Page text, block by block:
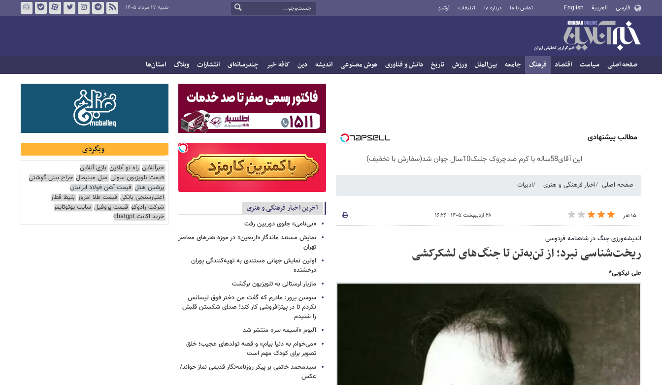
فارسی العربية English تماس با ما درباره ما تبلیغات آرشیو شنبه ۱۷ مرداد ۱۴۰۵
صفحه اصلی سیاست اقتصاد فرهنگ جامعه بین‌الملل ورزش تاریخ دانش و فناوری هوش مصنوعی اندیشه دین کافه خبر چندرسانه‌ای انتشارات وبلاگ استان‌ها
مطالب پیشنهادی
این آقای58ساله با کرم ضدچروک جلبک10سال جوان شد(سفارش با تخفیف)
صفحه اصلی اخبار فرهنگی و هنری ادبیات
۱۵ نفر ۲۸ اردیبهشت ۱۴۰۵ - ۱۶:۲۶
اندیشه‌ورزیِ جنگ در شاهنامه فردوسی
ریخت‌شناسی نبرد؛ از تن‌به‌تن تا جنگ‌های لشکرکشی
علی نیکویی*
آخرین اخبار فرهنگی و هنری
«بی‌نامی» جلوی دوربین رفت
نمایش مستند ماندگار «اربعین» در موزه هنرهای معاصر
تهران
اولین نمایش جهانی مستندی به تهیه‌کنندگی پوران
درخشنده
مازیار لرستانی به تلویزیون برگشت
سوسن پرور: مادرم که گفت من دختر فوق‌ لیسانس
نکردم تا در پیتزافروشی کار کند! صدای شکستن قلبش
را شنیدم
آلبوم «آسیمه سر» منتشر شد
«می‌خوام به دنیا بیام» و قصه تولدهای عجیب؛ خلق
تصویر برای کودک مهم است
سیدمحمد خاتمی بر پیکر روزنامه‌نگار قدیمی نماز خواند/
عکس
وبگردی
خبرآنلاین راه نو آنلاین بازی آنلاین
قیمت تلویزیون سونی مبل مینیمال جراح بینی گوشتی
پرشین هتل قیمت آهن فولاد ایرانیان
اعتبارسنجی بانکی قیمت طلا امروز بلیط قطار
شرکت رادوکو قیمت پروفیل سایت یوتوتایمز
خرید اکانت chatgpt